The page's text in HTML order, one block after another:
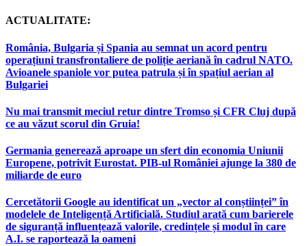
ACTUALITATE:
România, Bulgaria și Spania au semnat un acord pentru
operațiuni transfrontaliere de poliție aeriană în cadrul NATO.
Avioanele spaniole vor putea patrula și în spațiul aerian al
Bulgariei
Nu mai transmit meciul retur dintre Tromso și CFR Cluj după
ce au văzut scorul din Gruia!
Germania generează aproape un sfert din economia Uniunii
Europene, potrivit Eurostat. PIB-ul României ajunge la 380 de
miliarde de euro
Cercetătorii Google au identificat un „vector al conștiinței” în
modelele de Inteligență Artificială. Studiul arată cum barierele
de siguranță influențează valorile, credințele și modul în care
A.I. se raportează la oameni